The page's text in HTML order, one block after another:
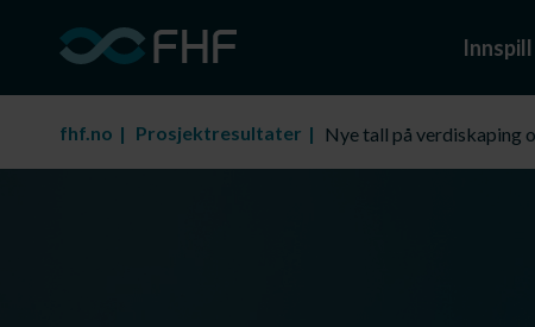
Innspill
fhf.no Prosjektresultater Nye tall på verdiskaping